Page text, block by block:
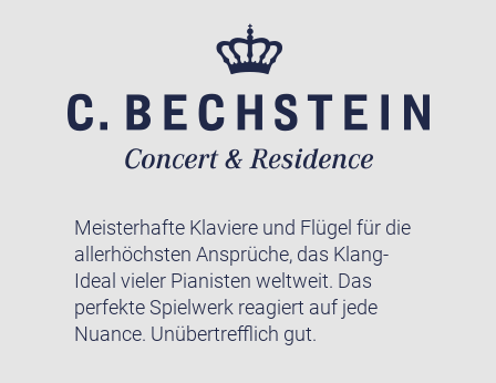
Meisterhafte Klaviere und Flügel für die
allerhöchsten Ansprüche, das Klang-
Ideal vieler Pianisten weltweit. Das
perfekte Spielwerk reagiert auf jede
Nuance. Unübertrefflich gut.